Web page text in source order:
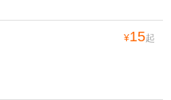
¥15起